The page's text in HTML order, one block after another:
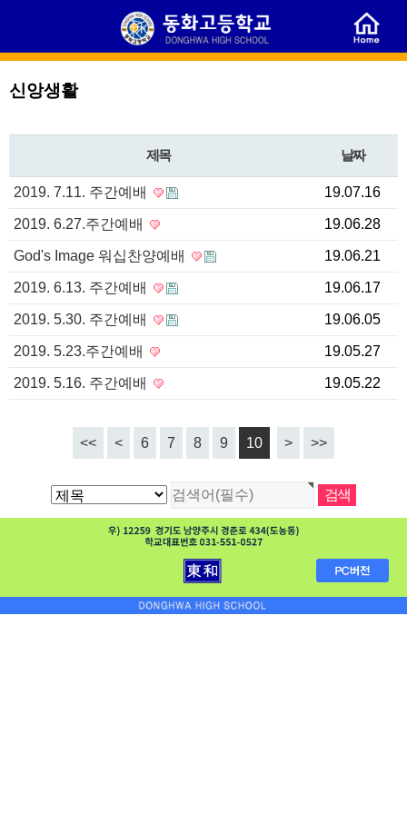
신앙생활
제목 날짜
2019. 7.11. 주간예배 19.07.16
2019. 6.27.주간예배 19.06.28
God's Image 워십찬양예배 19.06.21
2019. 6.13. 주간예배 19.06.17
2019. 5.30. 주간예배 19.06.05
2019. 5.23.주간예배 19.05.27
2019. 5.16. 주간예배 19.05.22
<< < 6 7 8 9 10 > >>